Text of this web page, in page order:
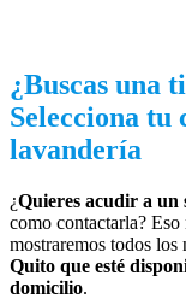
¿Buscas una
Selecciona tu
lavandería
¿Quieres acudir a un
como contactarla?
mostraremos todos los
Quito que esté
domicilio.